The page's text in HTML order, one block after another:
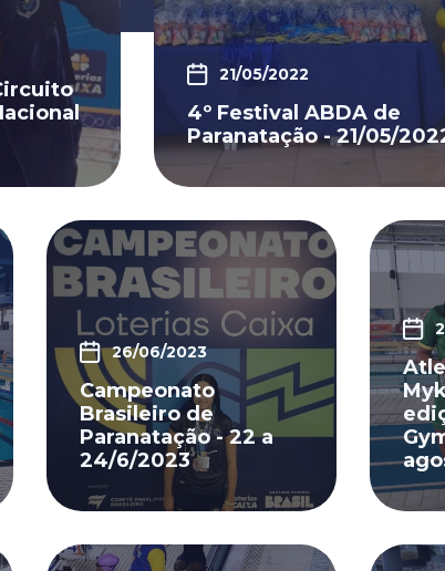
21/05/2022
4º Festival ABDA de
Paranatação - 21/05/
26/06/2023
Campeonato
Brasileiro de
Paranatação - 22 a
24/6/2023